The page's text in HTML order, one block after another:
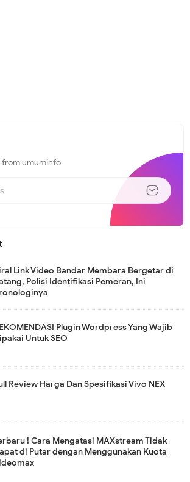
umuminfo
Link Video Bandar Membara Bergetar di
Polisi Identifikasi Pemeran, Ini
Plugin Wordpress Yang Wajib
Untuk SEO
Review Harga Dan Spesifikasi Vivo NEX
! Cara Mengatasi MAXstream Tidak
di Putar dengan Menggunakan Kuota